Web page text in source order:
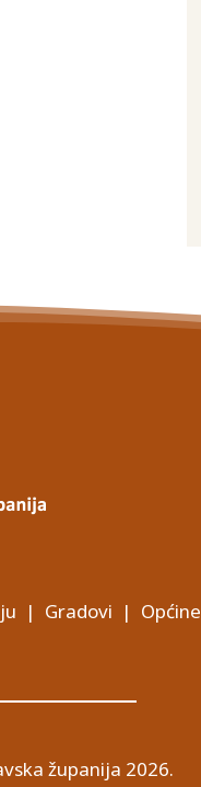
| Gradovi | Općine
županija 2026.